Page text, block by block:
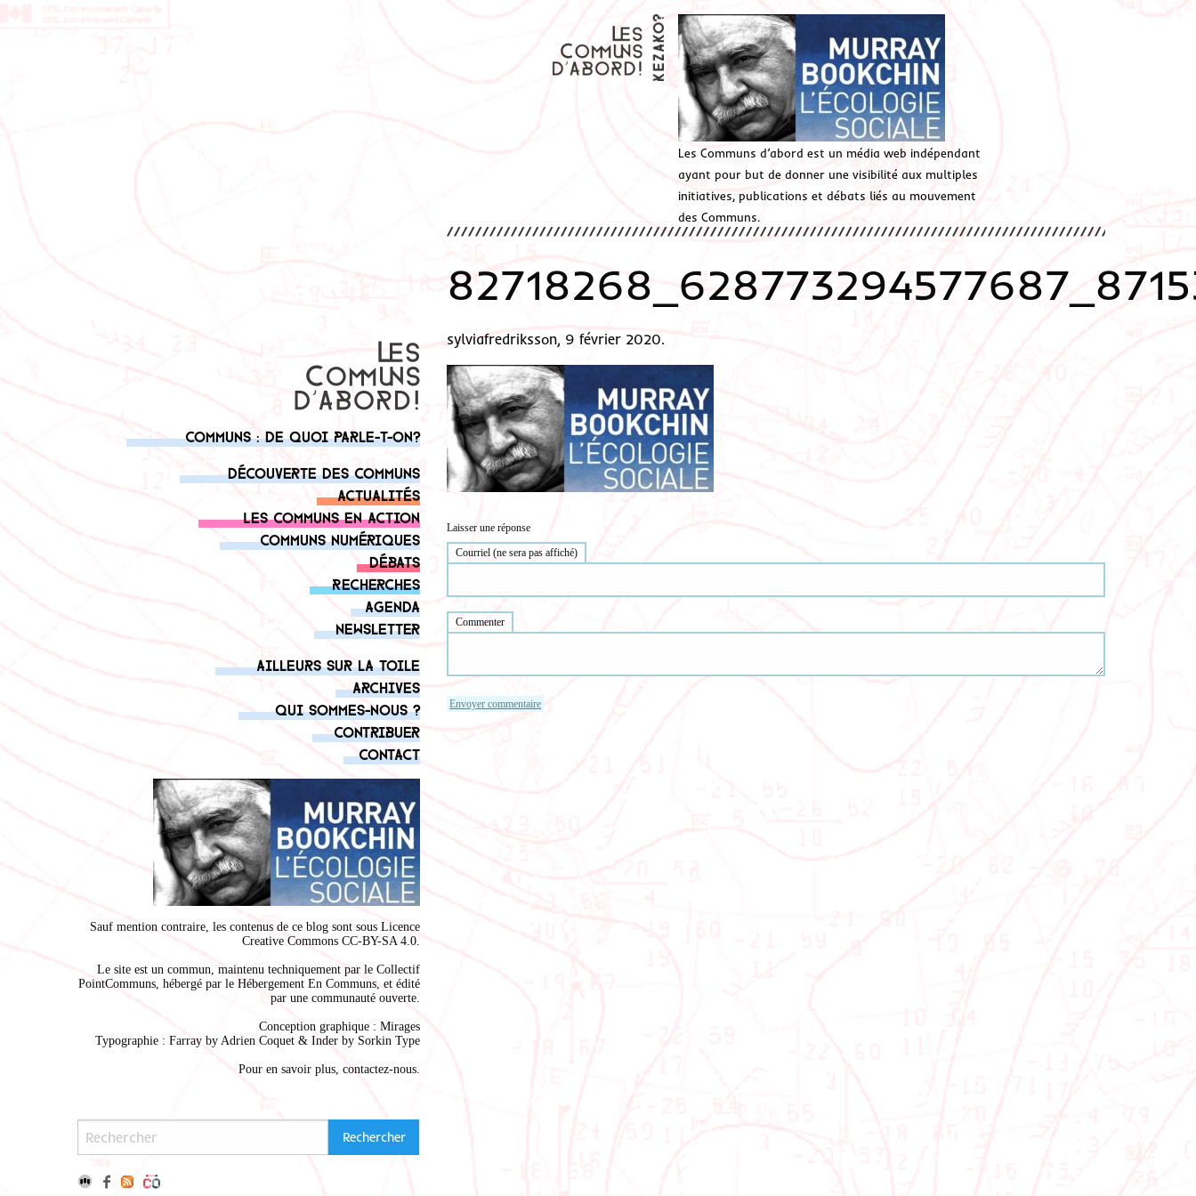
Les Communs d’abord est un média web indépendant
ayant pour but de donner une visibilité aux multiples
initiatives, publications et débats liés au mouvement
des Communs.
Communs : de quoi parle-t-on?
Découverte des communs
Actualités
Les communs en action
Communs numériques
Débats
Recherches
Agenda
Newsletter
Ailleurs sur la toile
Archives
Qui sommes-nous ?
Contribuer
Contact
Sauf mention contraire, les contenus de ce blog sont sous Licence
Creative Commons CC-BY-SA 4.0.
Le site est un commun, maintenu techniquement par le Collectif
PointCommuns, hébergé par le Hébergement En Communs, et édité
par une communauté ouverte.
Conception graphique : Mirages
Typographie : Farray by Adrien Coquet & Inder by Sorkin Type
Pour en savoir plus, contactez-nous.
sylviafredriksson, 9 février 2020.
Laisser une réponse
Courriel (ne sera pas affiché)
Commenter